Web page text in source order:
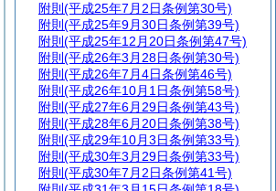
附則 (平成25年7月2日条例第30号)
附則 (平成25年9月30日条例第39号)
附則 (平成25年12月20日条例第47号)
附則 (平成26年3月28日条例第30号)
附則 (平成26年7月4日条例第46号)
附則 (平成26年10月1日条例第58号)
附則 (平成27年6月29日条例第43号)
附則 (平成28年6月20日条例第38号)
附則 (平成29年10月3日条例第33号)
附則 (平成30年3月29日条例第33号)
附則 (平成30年7月2日条例第41号)